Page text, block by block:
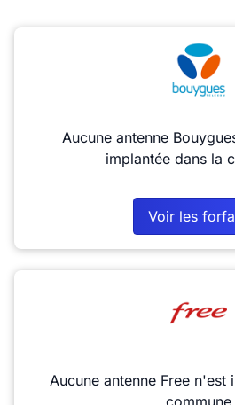
Aucune antenne
implantée dans la
Voir les
Aucune antenne Free n'est
commune